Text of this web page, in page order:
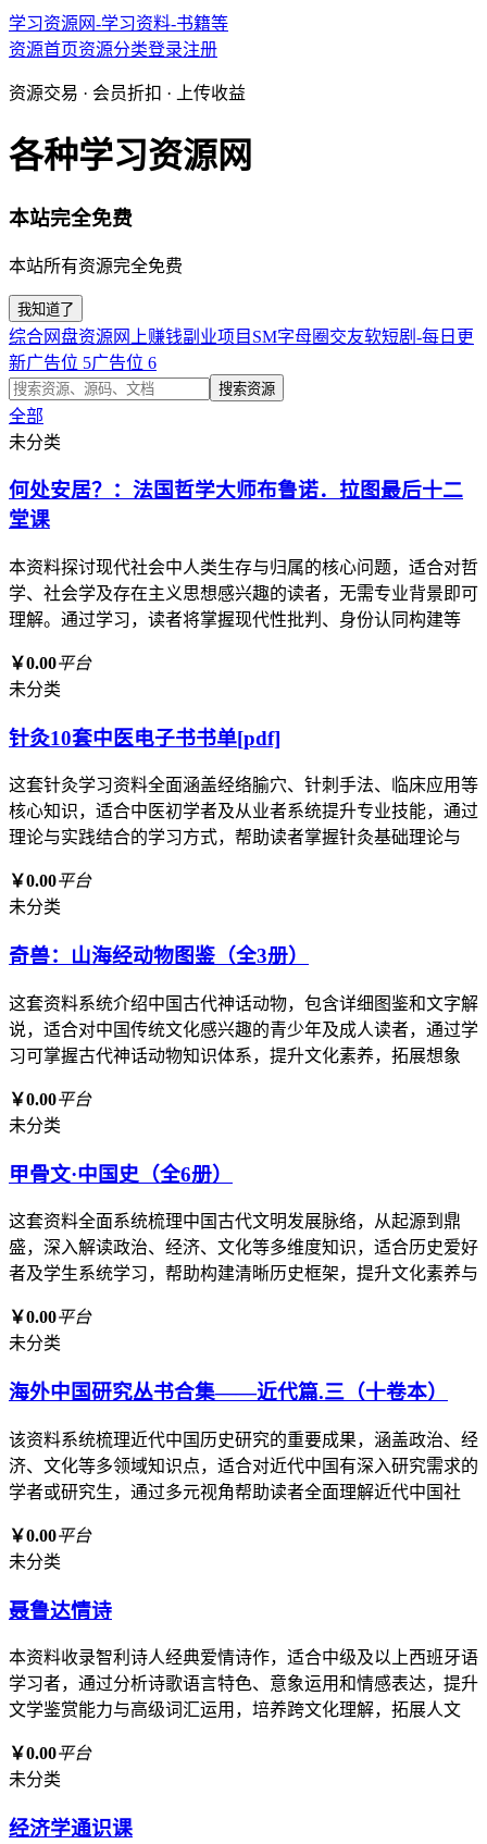
学习资源网-学习资料-书籍等
资源首页资源分类登录注册
资源交易 · 会员折扣 · 上传收益
各种学习资源网
本站完全免费
本站所有资源完全免费
我知道了
综合网盘资源 网上赚钱副业项目 SM字母圈交友软短剧-每日更
新广告位 5广告位 6
搜索资源
全部
未分类
何处安居？：法国哲学大师布鲁诺．拉图最后十二
堂课
本资料探讨现代社会中人类生存与归属的核心问题，适合对哲
学、社会学及存在主义思想感兴趣的读者，无需专业背景即可
理解。通过学习，读者将掌握现代性批判、身份认同构建等
￥0.00平台
未分类
针灸10套中医电子书书单[pdf]
这套针灸学习资料全面涵盖经络腧穴、针刺手法、临床应用等
核心知识，适合中医初学者及从业者系统提升专业技能，通过
理论与实践结合的学习方式，帮助读者掌握针灸基础理论与
￥0.00平台
未分类
奇兽：山海经动物图鉴（全3册）
这套资料系统介绍中国古代神话动物，包含详细图鉴和文字解
说，适合对中国传统文化感兴趣的青少年及成人读者，通过学
习可掌握古代神话动物知识体系，提升文化素养，拓展想象
￥0.00平台
未分类
甲骨文·中国史（全6册）
这套资料全面系统梳理中国古代文明发展脉络，从起源到鼎
盛，深入解读政治、经济、文化等多维度知识，适合历史爱好
者及学生系统学习，帮助构建清晰历史框架，提升文化素养与
￥0.00平台
未分类
海外中国研究丛书合集——近代篇.三（十卷本）
该资料系统梳理近代中国历史研究的重要成果，涵盖政治、经
济、文化等多领域知识点，适合对近代中国有深入研究需求的
学者或研究生，通过多元视角帮助读者全面理解近代中国社
￥0.00平台
未分类
聂鲁达情诗
本资料收录智利诗人经典爱情诗作，适合中级及以上西班牙语
学习者，通过分析诗歌语言特色、意象运用和情感表达，提升
文学鉴赏能力与高级词汇运用，培养跨文化理解，拓展人文
￥0.00平台
未分类
经济学通识课